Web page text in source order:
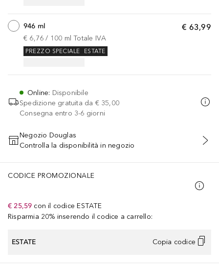
€ 63,99
946 ml
€ 6,76 / 100 ml Totale IVA
ESTATE
PREZZO SPECIALE
Online: Disponibile
Spedizione gratuita da € 35,00
Consegna entro 3-6 giorni
AGGIUNGI AL CARRELLO
Negozio Douglas
Controlla la disponibilità in negozio
CODICE PROMOZIONALE
€ 25,59 con il codice ESTATE
Risparmia 20% inserendo il codice a carrello:
ESTATE Copia codice